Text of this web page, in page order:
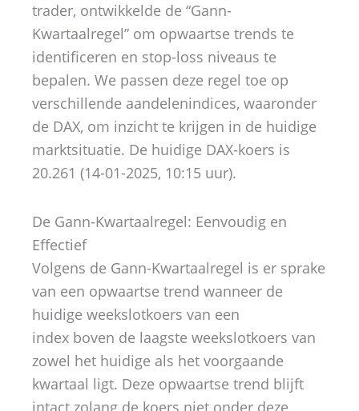
trader, ontwikkelde de “Gann-
Kwartaalregel” om opwaartse trends te
identificeren en stop-loss niveaus te
bepalen. We passen deze regel toe op
verschillende aandelenindices, waaronder
de DAX, om inzicht te krijgen in de huidige
marktsituatie. De huidige DAX-koers is
20.261 (14-01-2025, 10:15 uur).
De Gann-Kwartaalregel: Eenvoudig en
Effectief
Volgens de Gann-Kwartaalregel is er sprake
van een opwaartse trend wanneer de
huidige weekslotkoers van een
index boven de laagste weekslotkoers van
zowel het huidige als het voorgaande
kwartaal ligt. Deze opwaartse trend blijft
intact zolang de koers niet onder deze